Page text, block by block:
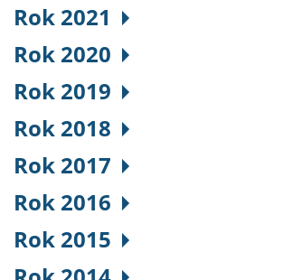
Rok 2021
Rok 2020
Rok 2019
Rok 2018
Rok 2017
Rok 2016
Rok 2015